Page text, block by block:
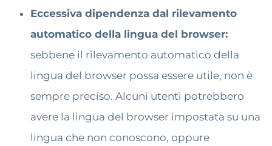
Eccessiva dipendenza dal rilevamento
automatico della lingua del browser:
sebbene il rilevamento automatico della
lingua del browser possa essere utile, non è
sempre preciso. Alcuni utenti potrebbero
avere la lingua del browser impostata su una
lingua che non conoscono, oppure